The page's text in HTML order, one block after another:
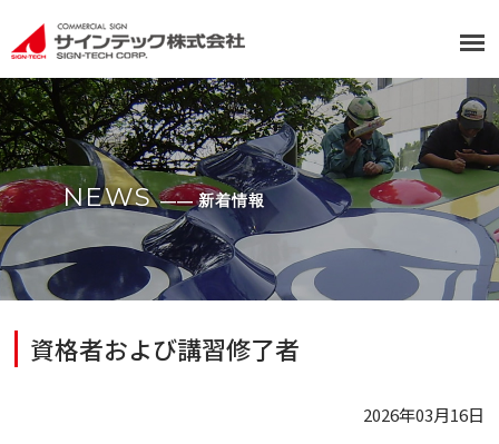
NEWS―― 新着情報
資格者および講習修了者
2026年03月16日